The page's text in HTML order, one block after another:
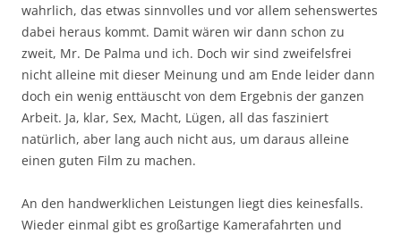
wahrlich, das etwas sinnvolles und vor allem sehenswertes
dabei heraus kommt. Damit wären wir dann schon zu
zweit, Mr. De Palma und ich. Doch wir sind zweifelsfrei
nicht alleine mit dieser Meinung und am Ende leider dann
doch ein wenig enttäuscht von dem Ergebnis der ganzen
Arbeit. Ja, klar, Sex, Macht, Lügen, all das fasziniert
natürlich, aber lang auch nicht aus, um daraus alleine
einen guten Film zu machen.
An den handwerklichen Leistungen liegt dies keinesfalls.
Wieder einmal gibt es großartige Kamerafahrten und